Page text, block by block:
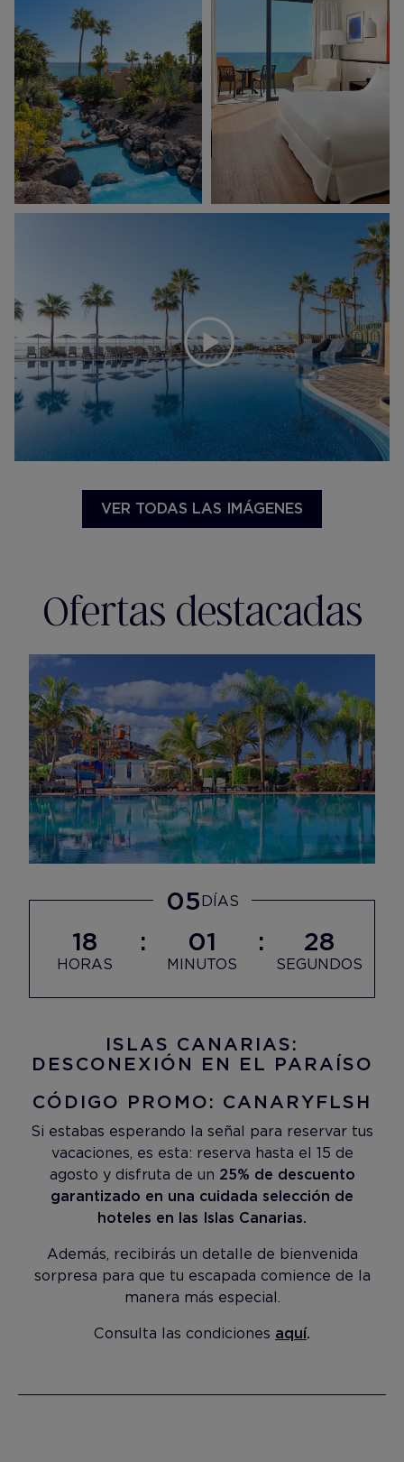
VER TODAS LAS IMÁGENES
Ofertas destacadas
05DÍAS
18
HORAS
01
MINUTOS
26
SEGUNDOS
ISLAS CANARIAS:
DESCONEXIÓN EN EL PARAÍSO
CÓDIGO PROMO: CANARYFLSH
Si estabas esperando la señal para reservar tus
vacaciones, es esta: reserva hasta el 15 de
agosto y disfruta de un 25% de descuento
garantizado en una cuidada selección de
hoteles en las Islas Canarias.
Además, recibirás un detalle de bienvenida
sorpresa para que tu escapada comience de la
manera más especial.
Consulta las condiciones aquí.